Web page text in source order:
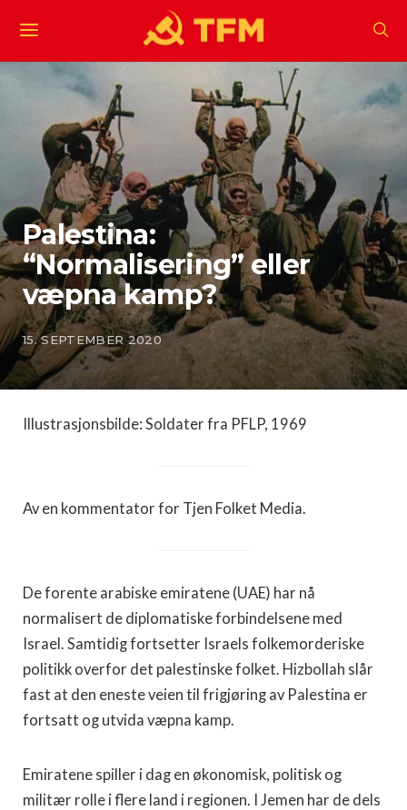
Palestina:
“Normalisering” eller
væpna kamp?
15. SEPTEMBER 2020
Illustrasjonsbilde: Soldater fra PFLP, 1969
Av en kommentator for Tjen Folket Media.
De forente arabiske emiratene (UAE) har nå
normalisert de diplomatiske forbindelsene med
Israel. Samtidig fortsetter Israels folkemorderiske
politikk overfor det palestinske folket. Hizbollah slår
fast at den eneste veien til frigjøring av Palestina er
fortsatt og utvida væpna kamp.
Emiratene spiller i dag en økonomisk, politisk og
militær rolle i flere land i regionen. I Jemen har de dels